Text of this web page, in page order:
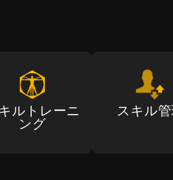
ルトレーニ
ング
スキル